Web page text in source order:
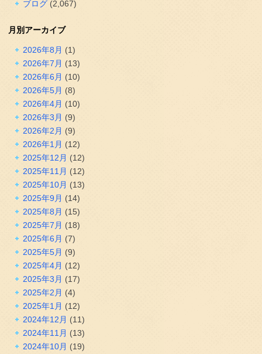
ブログ(2,067)
月別アーカイブ
2026年8月 (1)
2026年7月 (13)
2026年6月 (10)
2026年5月 (8)
2026年4月 (10)
2026年3月 (9)
2026年2月 (9)
2026年1月 (12)
2025年12月 (12)
2025年11月 (12)
2025年10月 (13)
2025年9月 (14)
2025年8月 (15)
2025年7月 (18)
2025年6月 (7)
2025年5月 (9)
2025年4月 (12)
2025年3月 (17)
2025年2月 (4)
2025年1月 (12)
2024年12月 (11)
2024年11月 (13)
2024年10月 (19)